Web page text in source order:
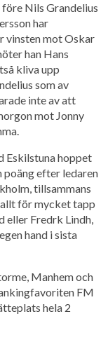
Nils Grandelius
har
vinsten mot Oskar
han Hans
kliva upp
som av
inte av att
mot Jonny
Eskilstuna hoppet
efter ledaren
tillsammans
allt för mycket tapp
eller Fredrk Lindh,
hand i sista
Manhem och
FM
hela 2